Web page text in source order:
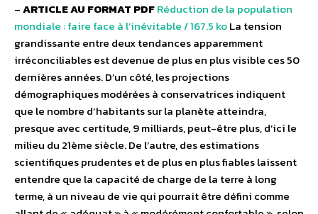
–ARTICLE AU FORMAT PDFRéduction de la population
mondiale : faire face à l’inévitable / 167.5 koLa tension
grandissante entre deux tendances apparemment
irréconciliables est devenue de plus en plus visible ces 50
dernières années. D’un côté, les projections
démographiques modérées à conservatrices indiquent
que le nombre d’habitants sur la planète atteindra,
presque avec certitude, 9 milliards, peut-être plus, d’ici le
milieu du 21ème siècle. De l’autre, des estimations
scientifiques prudentes et de plus en plus fiables laissent
entendre que la capacité de charge de la terre à long
terme, à un niveau de vie qui pourrait être défini comme